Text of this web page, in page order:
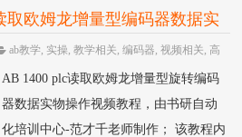
取欧姆龙增量型编码器数据实
-书研自动化培训中心制作
ab教学, 实操,教学相关,编码器,视频相关,高
AB 1400 plc读取欧姆龙增量型旋转编码
器数据实物操作视频教程，由书研自动
化培训中心-范才千老师制作； 该教程内